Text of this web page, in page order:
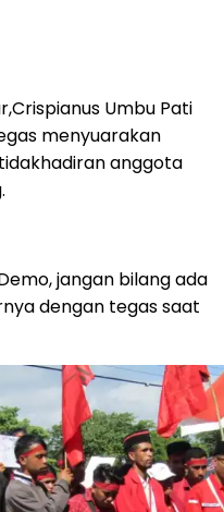
Umbu Pati
menyuarakan
anggota
jangan bilang ada
dengan tegas saat